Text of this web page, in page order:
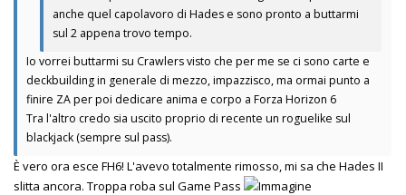
anche quel capolavoro di Hades e sono pronto a buttarmi
sul 2 appena trovo tempo.
Io vorrei buttarmi su Crawlers visto che per me se ci sono carte e
deckbuilding in generale di mezzo, impazzisco, ma ormai punto a
finire ZA per poi dedicare anima e corpo a Forza Horizon 6
Tra l'altro credo sia uscito proprio di recente un roguelike sul
blackjack (sempre sul pass).
È vero ora esce FH6! L'avevo totalmente rimosso, mi sa che Hades II
slitta ancora. Troppa roba sul Game Pass